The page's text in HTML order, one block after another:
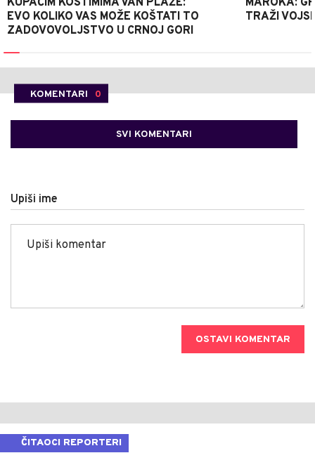
EVO KOLIKO VAS MOŽE KOŠTATI TO
ZADOVOVOLJSTVO U CRNOJ GORI
TRAŽI
KOMENTARI 0
SVI KOMENTARI
Upiši ime
OSTAVI KOMENTAR
ČITAOCI REPORTERI